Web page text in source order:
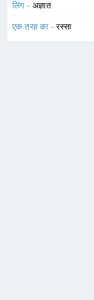
लिंग - अज्ञात
एक तरह का -रस्सा